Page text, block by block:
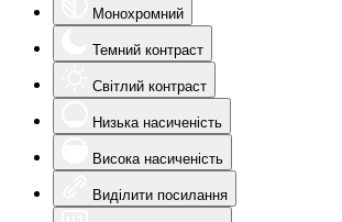
Монохромний
Темний контраст
Світлий контраст
Низька насиченість
Висока насиченість
Виділити посилання